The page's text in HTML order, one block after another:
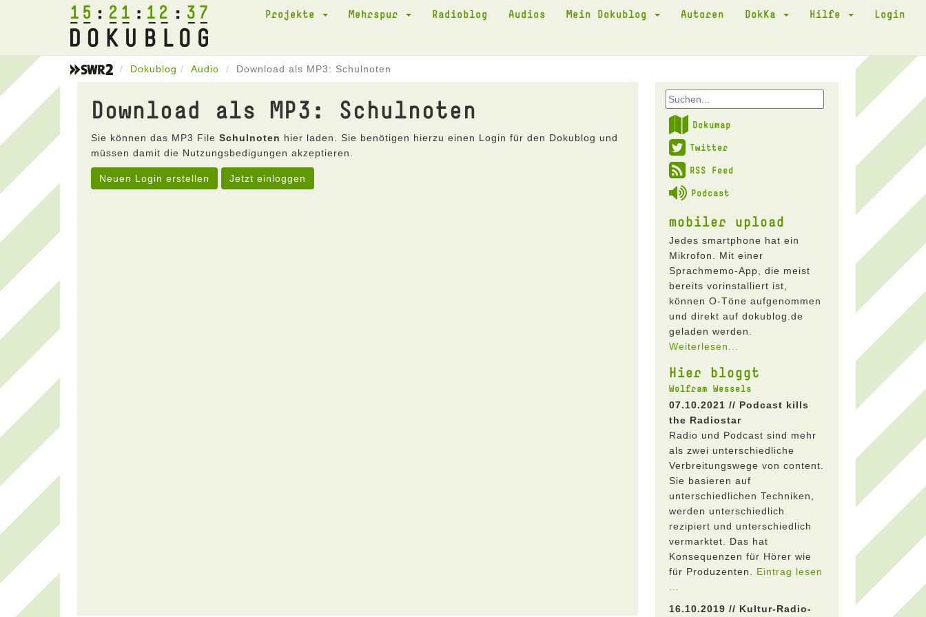
15 21 12 37 Projekte Mehrspur Radioblog Audios Mein Dokublog Autoren DokKa Hilfe Login
Dokublog Audio Download als MP3: Schulnoten
Download als MP3: Schulnoten
Sie können das MP3 File Schulnoten hier laden. Sie benötigen hierzu einen Login für den Dokublog und
müssen damit die Nutzungsbedigungen akzeptieren.
Neuen Login erstellen Jetzt einloggen
Dokumap
Twitter
RSS Feed
Podcast
mobiler upload
Jedes smartphone hat ein
Mikrofon. Mit einer
Sprachmemo-App, die meist
bereits vorinstalliert ist,
können O-Töne aufgenommen
und direkt auf dokublog.de
geladen werden.
Weiterlesen...
Hier bloggt
Wolfram Wessels
07.10.2021 // Podcast kills
the Radiostar
Radio und Podcast sind mehr
als zwei unterschiedliche
Verbreitungswege von content.
Sie basieren auf
unterschiedlichen Techniken,
werden unterschiedlich
rezipiert und unterschiedlich
vermarktet. Das hat
Konsequenzen für Hörer wie
für Produzenten. Eintrag lesen
16.10.2019 // Kultur-Radio-